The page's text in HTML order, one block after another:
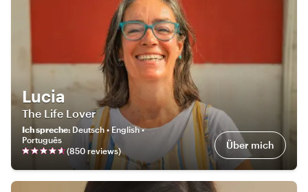
Lucia
The Life Lover
Ich spreche: Deutsch • English •
Português
(850 reviews) Über mich